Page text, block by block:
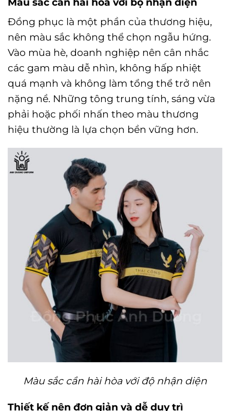
Đồng phục là một phần của thương hiệu,
nên màu sắc không thể chọn ngẫu hứng.
Vào mùa hè, doanh nghiệp nên cân nhắc
các gam màu dễ nhìn, không hấp nhiệt
quá mạnh và không làm tổng thể trở nên
nặng nề. Những tông trung tính, sáng vừa
phải hoặc phối nhấn theo màu thương
hiệu thường là lựa chọn bền vững hơn.
Màu sắc cần hài hòa với độ nhận diện
Thiết kế nên đơn giản và dễ duy trì